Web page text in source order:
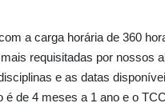
a carga horária de 360
requisitadas por nossos
e as datas
de 4 meses a 1 ano e o